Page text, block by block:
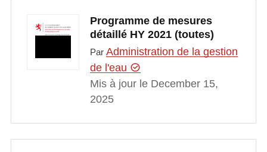
Programme de mesures
détaillé HY 2021 (toutes)
Par Administration de la gestion
de l'eau
Mis à jour le December 15,
2025